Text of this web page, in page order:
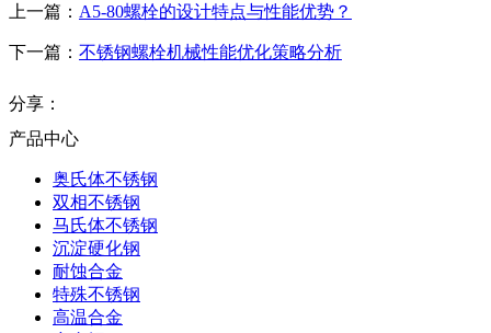
上一篇： A5-80螺栓的设计特点与性能优势？
下一篇： 不锈钢螺栓机械性能优化策略分析
分享：
产品中心
奥氏体不锈钢
双相不锈钢
马氏体不锈钢
沉淀硬化钢
耐蚀合金
特殊不锈钢
高温合金